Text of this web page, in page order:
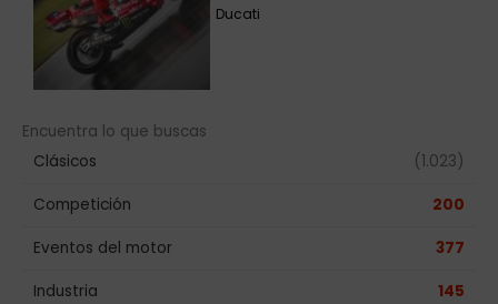
Ducati
Encuentra lo que buscas
Clásicos
(1.023)
Competición 200
Eventos del motor 377
Industria 145